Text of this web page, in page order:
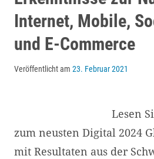
Internet, Mobile,
und E-Commerce
Veröffentlicht am 23. Februar 2021
Lesen
zum neusten Digital 2024
mit Resultaten aus der